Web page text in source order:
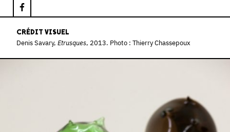
CRÉDIT VISUEL
Denis Savary, Etrusques, 2013. Photo : Thierry Chassepoux